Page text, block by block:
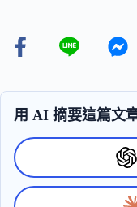
用 AI 摘要這篇文